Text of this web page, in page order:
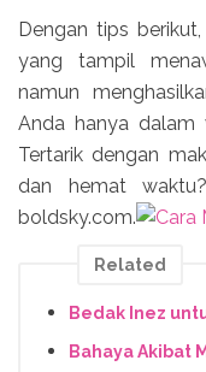
Dengan tips
yang tampil
namun
Anda hanya dalam
Tertarik dengan
dan hemat
boldsky.com.
Related
Bedak Inez
Bahaya Akibat